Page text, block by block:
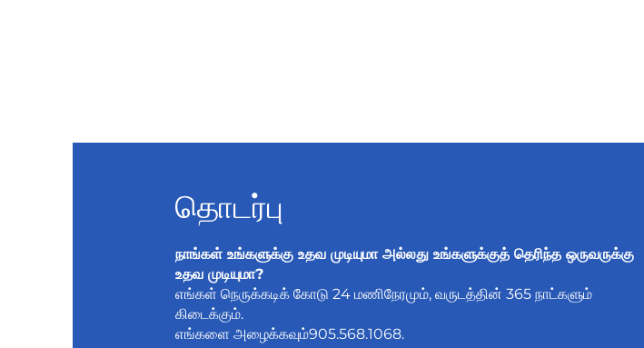
தொடர்பு
நாங்கள் உங்களுக்கு உதவ முடியுமா அல்லது உங்களுக்குத் தெரிந்த ஒருவருக்கு
உதவ முடியுமா?
எங்கள் நெருக்கடிக் கோடு 24 மணிநேரமும், வருடத்தின் 365 நாட்களும்
கிடைக்கும்.
எங்களை அழைக்கவும்905.568.1068.